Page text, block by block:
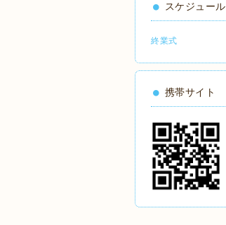
スケジュール
終業式
携帯サイト